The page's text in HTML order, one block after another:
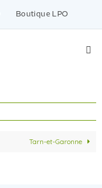
Boutique LPO
Tarn-et-Garonne